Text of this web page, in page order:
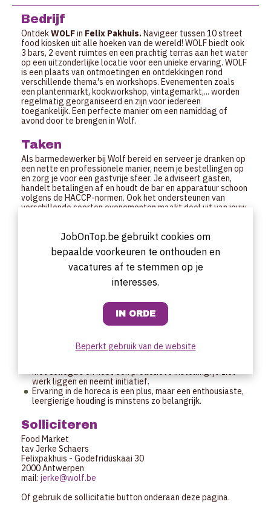
Bedrijf
OntdekWOLFin Felix Pakhuis. Navigeer tussen 10 street
food kiosken uit alle hoeken van de wereld! WOLF biedt ook
3 bars, 2 event ruimtes en een prachtig terras aan het water
op een uitzonderlijke locatie voor een unieke ervaring. WOLF
is een plaats van ontmoetingen en ontdekkingen rond
verschillende thema's en workshops. Evenementen zoals
een plantenmarkt, kookworkshop, vintagemarkt,... worden
regelmatig georganiseerd en zijn voor iedereen
toegankelijk. Een perfecte manier om een namiddag of
avond door te brengen in Wolf.
Taken
Als barmedewerker bij Wolf bereid en serveer je dranken op
een nette en professionele manier, neem je bestellingen op
en zorg je voor een gastvrije sfeer. Je adviseert gasten,
handelt betalingen af en houdt de bar en apparatuur schoon
volgens de HACCP-normen. Ook het ondersteunen van
verschillende soorten evenementen maakt deel uit van jouw
Profiel
De ideale barmedewerker bij Wolf is gastvrij,
representatief en stressbestendig.
Je hebt een open en vriendelijke houding en weet gasten
op een natuurlijke manier op hun gemak te stellen.
georganiseerde werkomgeving en volgt hygiëne- en
veiligheidsrichtlijnen (zoals HACCP) zonder problemen op.
Daarnaast ben je flexibel inzetbaar, vind je het leuk om
schakelen tussen verschillende taken, ook wanneer het
met collega’s en hebt een proactieve instelling: je ziet
werk liggen en neemt initiatief.
Ervaring in de horeca is een plus, maar een enthousiaste,
leergierige houding is minstens zo belangrijk.
Solliciteren
Food Market
tav Jerke Schaers
Felixpakhuis - Godefriduskaai 30
2000 Antwerpen
mail: jerke@wolf.be
Of gebruik de sollicitatie button onderaan deze pagina.
JobOnTop.be gebruikt cookies om
bepaalde voorkeuren te onthouden en
vacatures af te stemmen op je
interesses.
Beperkt gebruik van de website